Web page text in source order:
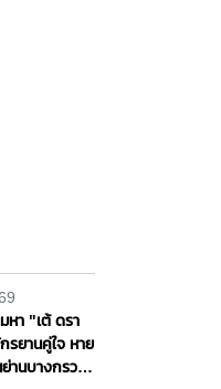
หา "เต้ ดรา
ยานคู่ใจ หาย
านบางกรวย